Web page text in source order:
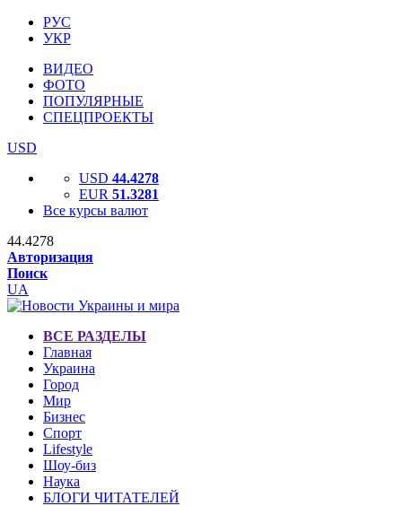
РУС
УКР
ВИДЕО
ФОТО
ПОПУЛЯРНЫЕ
СПЕЦПРОЕКТЫ
USD
USD 44.4278
EUR 51.3281
Все курсы валют
44.4278
Авторизация
Поиск
UA
ВСЕ РАЗДЕЛЫ
Главная
Украина
Город
Мир
Бизнес
Спорт
Lifestyle
Шоу-биз
Наука
БЛОГИ ЧИТАТЕЛЕЙ